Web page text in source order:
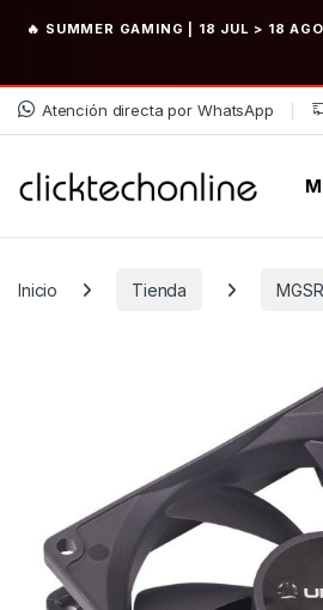
🔥 SUMMER GAMING | 18 JUL > 18
Saltar a la navegación
Saltar al contenido
Atención directa por WhatsApp
Inicio Tienda MGSR